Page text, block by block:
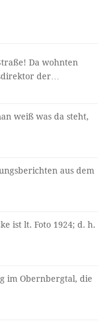
Da wohnten
der…
weiß was da steht,
aus dem
ist lt. Foto 1924; d. h.
im Obernbergtal, die